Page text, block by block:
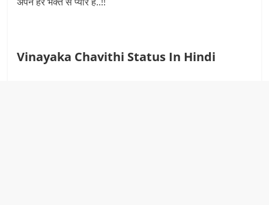
Vinayaka Chavithi Status In Hindi